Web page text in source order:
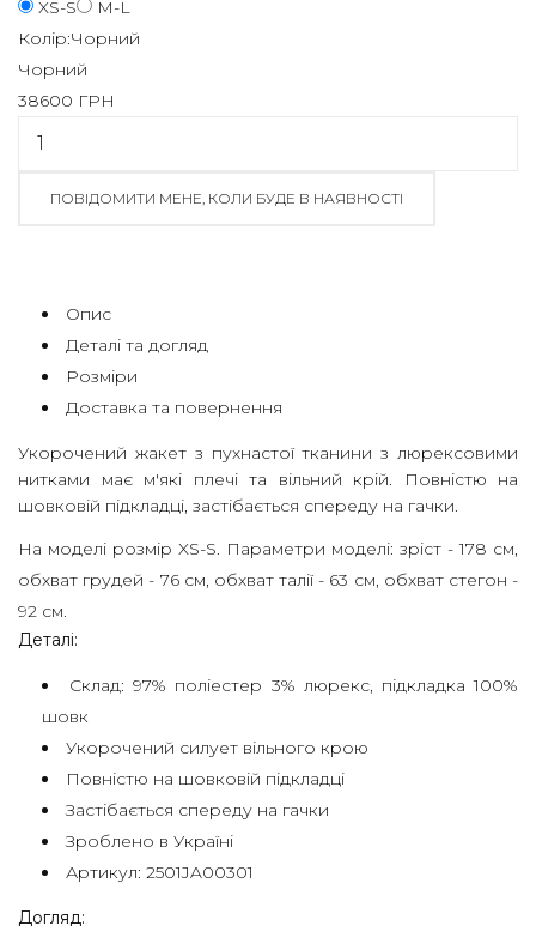
країна
United
States?
перейти
міжнародну
МАГАЗИН
ПРО
НАС
HIGH
SUMMER
SALE
ДОГОВІР
ПОЛІТИКА
КОНФІДЕНЦІЙНОСТІ
ДОСТАВКА
XS-S
M-L
Колір:Чорний
Чорний
38600 ГРН
ПОВІДОМИТИ МЕНЕ, КОЛИ БУДЕ В НАЯВНОСТІ
Опис
Деталі та догляд
Розміри
Доставка та повернення
Укорочений жакет з пухнастої тканини з люрексовими
нитками має м'які плечі та вільний крій. Повністю на
шовковій підкладці, застібається спереду на гачки.
На моделі розмір XS-S. Параметри моделі: зріст - 178 см,
обхват грудей - 76 см, обхват талії - 63 см, обхват стегон -
92 см.
Деталі:
Склад: 97% поліестер 3% люрекс, підкладка 100%
шовк
Укорочений силует вільного крою
Повністю на шовковій підкладці
Застібається спереду на гачки
Зроблено в Україні
Артикул: 2501JA00301
Догляд: